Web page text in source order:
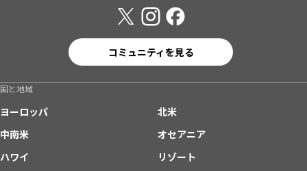
コミュニティを見る
国と地域
ヨーロッパ
北米
中南米
オセアニア
ハワイ
リゾート